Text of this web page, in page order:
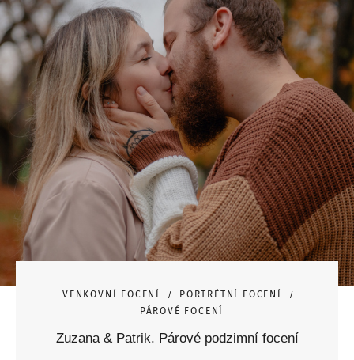
VENKOVNÍ FOCENÍ
PORTRÉTNÍ FOCENÍ
PÁROVÉ FOCENÍ
Zuzana & Patrik. Párové podzimní focení